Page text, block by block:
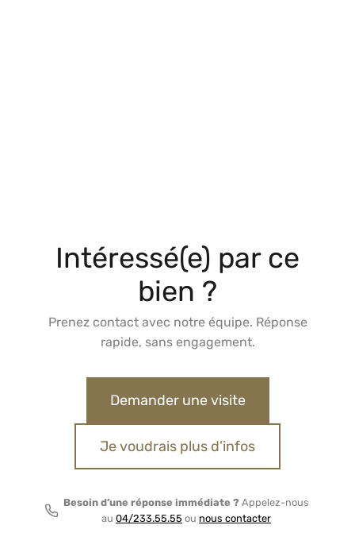
Intéressé(e) par ce
bien ?
Prenez contact avec notre équipe. Réponse
rapide, sans engagement.
Demander une visite
Je voudrais plus d’infos
Besoin d’une réponse immédiate ? Appelez-nous
au 04/233.55.55 ou nous contacter